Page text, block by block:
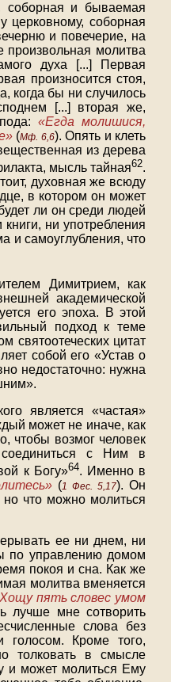
соборная и бываемая
церковному, соборная
и повечерие, на
молитва
духа [...] Первая
произносится стоя,
когда бы ни случилось
[...] вторая же,
«Егда молишися,
(Мф. 6,6). Опять и клеть
из дерева
мысль тайная62.
духовная же всюду
в котором он может
ли он среди людей
ни употребления
и самоуглубления, что
Димитрием, как
академической
его эпоха. В этой
подход к теме
святоотеческих цитат
собой его «Устав о
недостаточно: нужна
является «частая»
может не иначе, как
чтобы возмог человек
с Ним в
к Богу»64. Именно в
(1 Фес. 5,17). Он
но что можно молиться
ее ни днем, ни
по управлению домом
покоя и сна. Как же
молитва вменяется
пять словес умом
лучше мне сотворить
слова без
голосом. Кроме того,
толковать в смысле
и может молиться Ему